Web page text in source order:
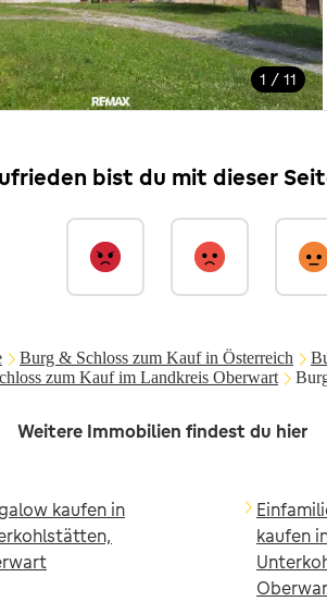
1 / 11
bist du mit dieser
Burg & Schloss zum Kauf in Österreich
zum Kauf im Landkreis Oberwart
Weitere Immobilien findest du hier
kaufen in
kaufen